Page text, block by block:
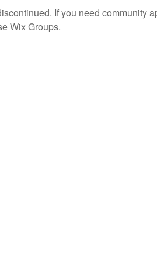
If you need community
Wix Groups.